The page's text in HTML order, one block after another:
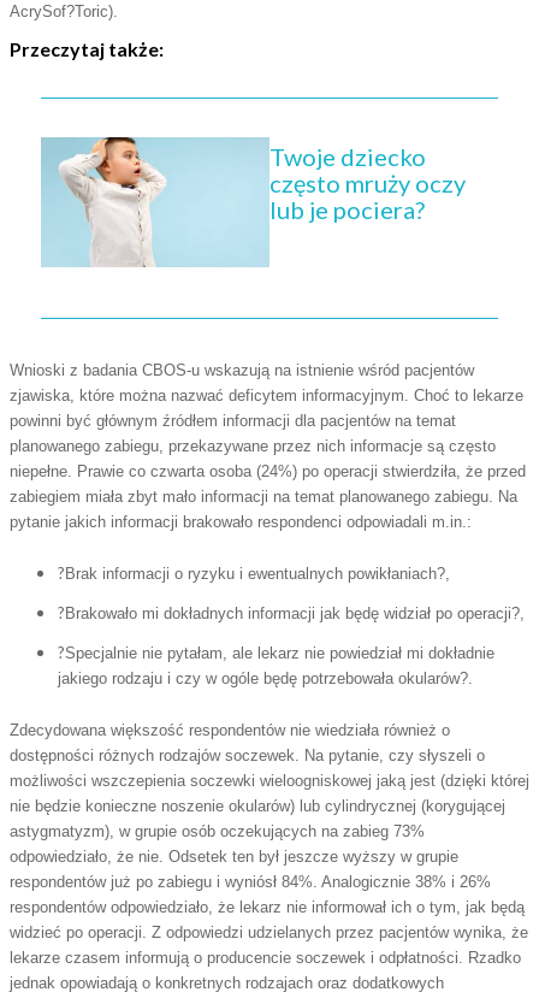
AcrySof?Toric).
Przeczytaj także:
Twoje dziecko
często mruży oczy
lub je pociera?
Wnioski z badania CBOS-u wskazują na istnienie wśród pacjentów
zjawiska, które można nazwać deficytem informacyjnym. Choć to lekarze
powinni być głównym źródłem informacji dla pacjentów na temat
planowanego zabiegu, przekazywane przez nich informacje są często
niepełne. Prawie co czwarta osoba (24%) po operacji stwierdziła, że przed
zabiegiem miała zbyt mało informacji na temat planowanego zabiegu. Na
pytanie jakich informacji brakowało respondenci odpowiadali m.in.:
?Brak informacji o ryzyku i ewentualnych powikłaniach?,
?Brakowało mi dokładnych informacji jak będę widział po operacji?,
?Specjalnie nie pytałam, ale lekarz nie powiedział mi dokładnie
jakiego rodzaju i czy w ogóle będę potrzebowała okularów?.
Zdecydowana większość respondentów nie wiedziała również o
dostępności różnych rodzajów soczewek. Na pytanie, czy słyszeli o
możliwości wszczepienia soczewki wieloogniskowej jaką jest (dzięki której
nie będzie konieczne noszenie okularów) lub cylindrycznej (korygującej
astygmatyzm), w grupie osób oczekujących na zabieg 73%
odpowiedziało, że nie. Odsetek ten był jeszcze wyższy w grupie
respondentów już po zabiegu i wyniósł 84%. Analogicznie 38% i 26%
respondentów odpowiedziało, że lekarz nie informował ich o tym, jak będą
widzieć po operacji. Z odpowiedzi udzielanych przez pacjentów wynika, że
lekarze czasem informują o producencie soczewek i odpłatności. Rzadko
jednak opowiadają o konkretnych rodzajach oraz dodatkowych